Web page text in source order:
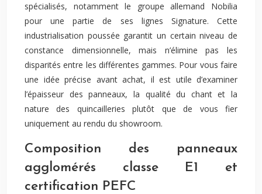
spécialisés, notamment le groupe allemand Nobilia
pour une partie de ses lignes Signature. Cette
industrialisation poussée garantit un certain niveau de
constance dimensionnelle, mais n’élimine pas les
disparités entre les différentes gammes. Pour vous faire
une idée précise avant achat, il est utile d’examiner
l’épaisseur des panneaux, la qualité du chant et la
nature des quincailleries plutôt que de vous fier
uniquement au rendu du showroom.
Composition des panneaux
agglomérés classe E1 et
certification PEFC